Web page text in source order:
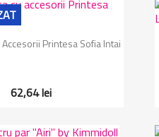
rapida
Accesorii Printesa Sofia Intai
62,64 lei